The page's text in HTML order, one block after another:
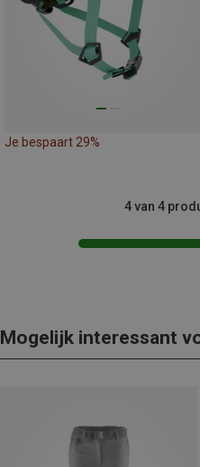
Je bespaart 29%
4 van 4
Mogelijk interessant